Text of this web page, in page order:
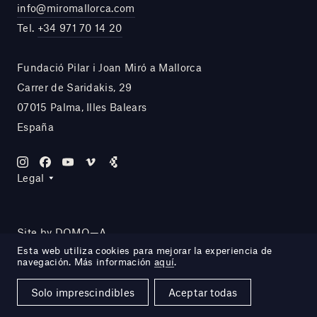
info@miromallorca.com
Tel. +34 971 70 14 20
Fundació Pilar i Joan Miró a Mallorca
Carrer de Saridakis, 29
07015 Palma, Illes Balears
España
Legal
Site by DOMO—A
Esta web utiliza cookies para mejorar la experiencia de
navegación. Más información aquí.
Solo imprescindibles Aceptar todas